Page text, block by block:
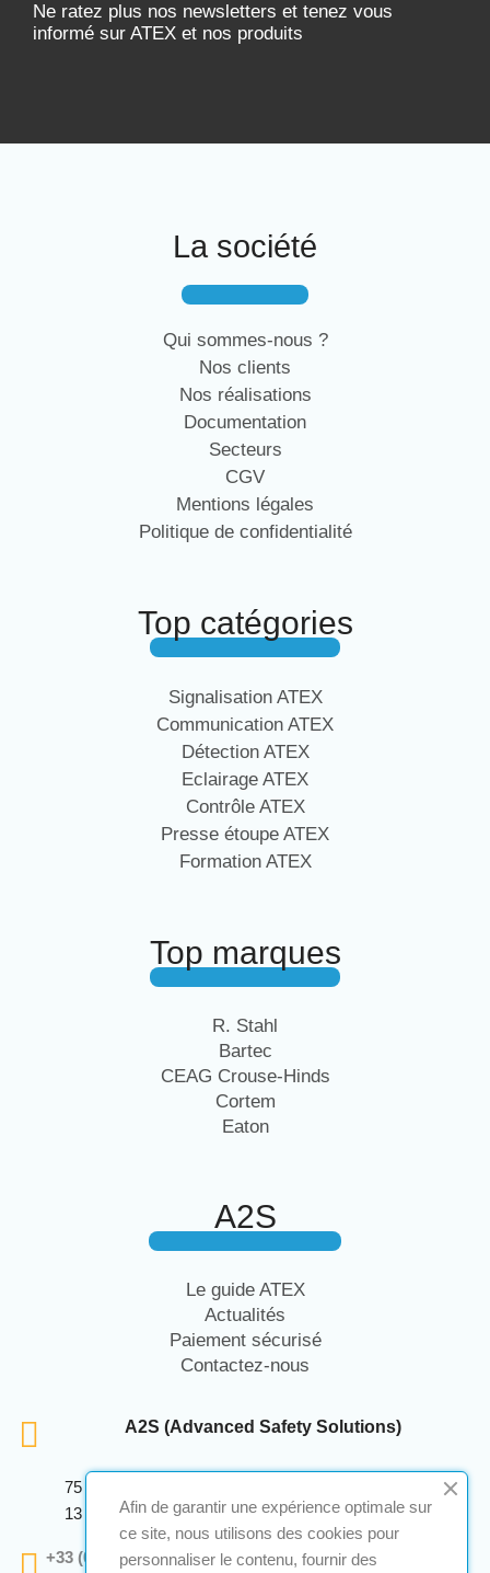
Ne ratez plus nos newsletters et tenez vous
informé sur ATEX et nos produits
La société
Qui sommes-nous ?
Nos clients
Nos réalisations
Documentation
Secteurs
CGV
Mentions légales
Politique de confidentialité
Top catégories
Signalisation ATEX
Communication ATEX
Détection ATEX
Eclairage ATEX
Contrôle ATEX
Presse étoupe ATEX
Formation ATEX
Top marques
R. Stahl
Bartec
CEAG Crouse-Hinds
Cortem
Eaton
A2S
Le guide ATEX
Actualités
Paiement sécurisé
Contactez-nous
A2S (Advanced Safety Solutions)
75 Avenue Marcellin Berthelot Anthelios Bâtiment E
13 290 Aix En Provence
+33 (0)4 12 28 00 69
Afin de garantir une expérience optimale sur
ce site, nous utilisons des cookies pour
personnaliser le contenu, fournir des